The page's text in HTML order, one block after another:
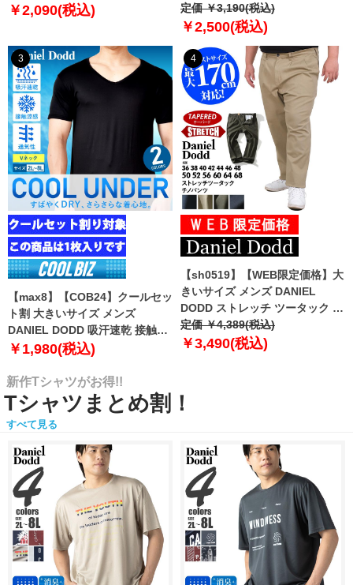
新作 tjt-2602dry5 【fre】
￥2,090(税込)
DODD 吸汗速乾 半袖 無地 スポ
ーツ ポロシャツ azpr-009008h
定価 ￥3,190(税込)
￥2,500(税込)
3
【max8】【COB24】クールセッ
ト割 大きいサイズ メンズ
DANIEL DODD 吸汗速乾 接触涼
感 Vネック 半袖 クールアンダー
2101
￥1,980(税込)
4
【sh0519】【WEB限定価格】大
きいサイズ メンズ DANIEL
DODD ストレッチ ツータック チ
ノ パンツ チノパン テーパード
azp-210102
定価 ￥4,389(税込)
￥3,490(税込)
新作Tシャツがお得!!
Tシャツまとめ割！
すべて見る